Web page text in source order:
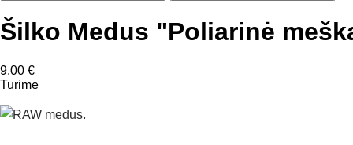
Šilko Medus "Poliarinė
9,00 €
Turime